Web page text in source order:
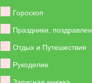
Гороскоп
Праздники,
Отдых и Путешествия
Рукоделие